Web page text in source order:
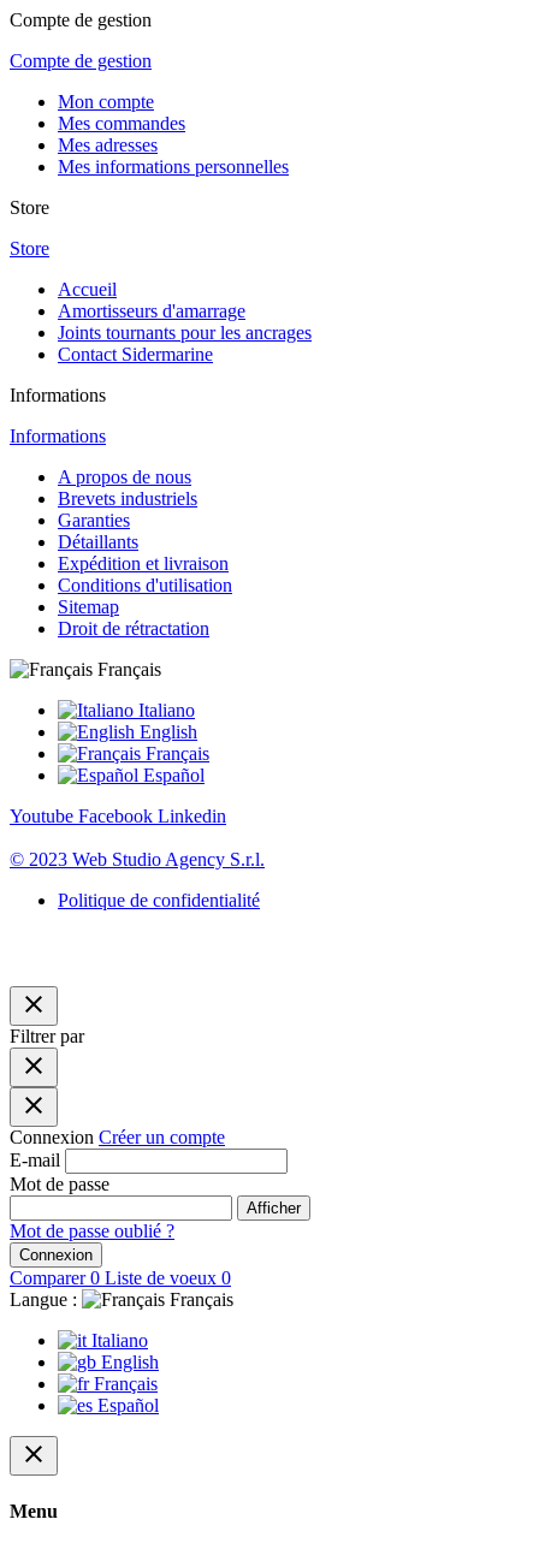
Compte de gestion
Compte de gestion
Mon compte
Mes commandes
Mes adresses
Mes informations personnelles
Store
Store
Accueil
Amortisseurs d'amarrage
Joints tournants pour les ancrages
Contact Sidermarine
Informations
Informations
A propos de nous
Brevets industriels
Garanties
Détaillants
Expédition et livraison
Conditions d'utilisation
Sitemap
Droit de rétractation
Français
Italiano
English
Français
Español
Youtube Facebook Linkedin
© 2023 Web Studio Agency S.r.l.
Politique de confidentialité
close
Filtrer par
close
close
Connexion Créer un compte
E-mail
Mot de passe
Afficher
Mot de passe oublié ?
Connexion
Comparer 0 Liste de voeux 0
Langue :
Français
Italiano
English
Français
Español
close
Menu